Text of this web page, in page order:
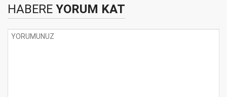
HABERE YORUM KAT